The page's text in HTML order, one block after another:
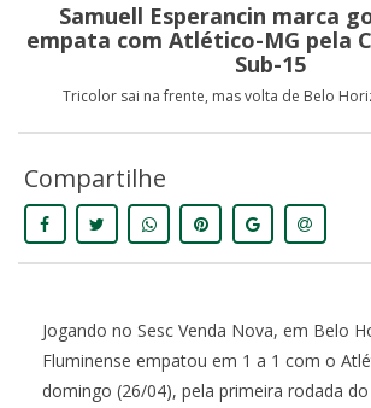
Samuell Esperancin marca
empata com Atlético-MG pela
Sub-15
Tricolor sai na frente, mas volta de Belo
Compartilhe
Jogando no Sesc Venda Nova, em Belo
Fluminense empatou em 1 a 1 com o
domingo (26/04), pela primeira rodada